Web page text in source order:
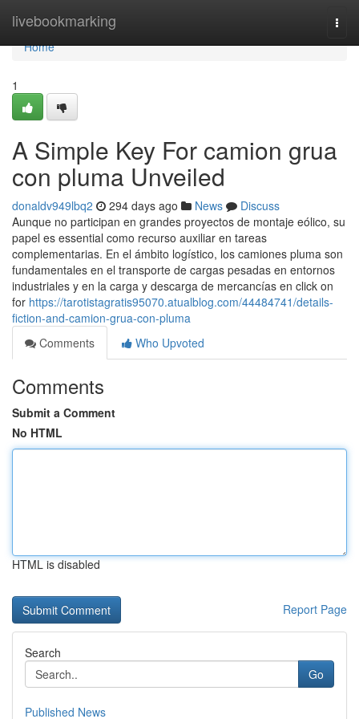
livebookmarking
Home
Home
1
A Simple Key For camion grua
con pluma Unveiled
donaldv949lbq2 294 days ago News
Discuss
Aunque no participan en grandes proyectos de montaje eólico, su
papel es essential como recurso auxiliar en tareas
complementarias. En el ámbito logístico, los camiones pluma son
fundamentales en el transporte de cargas pesadas en entornos
industriales y en la carga y descarga de mercancías en click on
for https://tarotistagratis95070.atualblog.com/44484741/details-
fiction-and-camion-grua-con-pluma
Comments
Who Upvoted
Comments
Submit a Comment
No HTML
HTML is disabled
Report Page
Search
Go
Published News